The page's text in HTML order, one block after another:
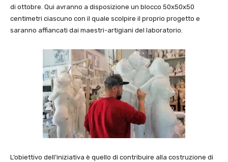
di ottobre. Qui avranno a disposizione un blocco 50x50x50
centimetri ciascuno con il quale scolpire il proprio progetto e
saranno affiancati dai maestri-artigiani del laboratorio.
L’obiettivo dell’iniziativa è quello di contribuire alla costruzione di